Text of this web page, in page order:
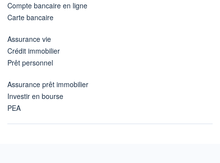
Compte bancaire en ligne
Carte bancaire
Assurance vie
Crédit immobilier
Prêt personnel
Assurance prêt immobilier
Investir en bourse
PEA